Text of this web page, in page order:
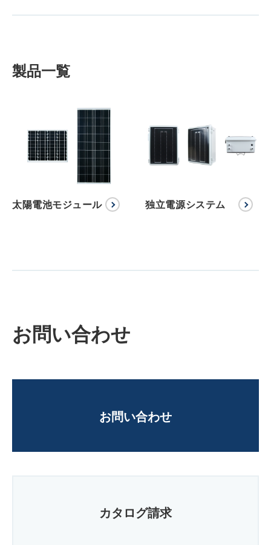
製品一覧
太陽電池モジュール 独立電源システム
お問い合わせ
お問い合わせ
カタログ請求